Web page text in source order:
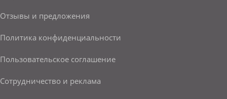
Отзывы и предложения
Политика конфиденциальности
Пользовательское соглашение
Сотрудничество и реклама